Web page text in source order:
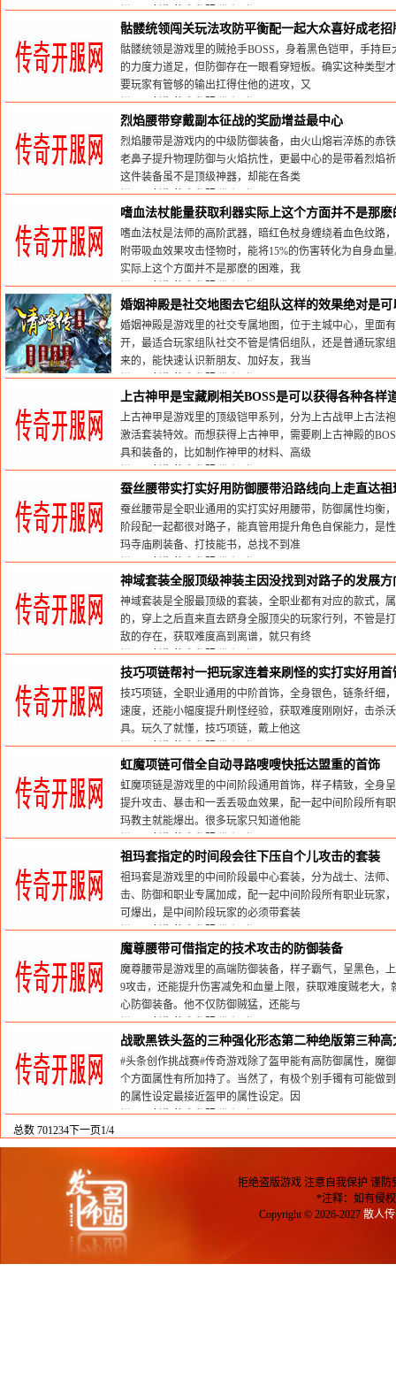
栏目：长期传奇私服发布时间:2026-05-30
骷髅统领闯关玩法攻防平衡配一起大众喜好成老招
骷髅统领是游戏里的贼抢手BOSS，身着黑色铠甲，手持
的力度力道足，但防御存在一眼看穿短板。确实这种类型
要玩家有管够的输出扛得住他的进攻，又
栏目：长期传奇私服发布时间:2026-05-30
烈焰腰带穿戴副本征战的奖励增益最中心
烈焰腰带是游戏内的中级防御装备，由火山熔岩淬炼的赤
老鼻子提升物理防御与火焰抗性，更最中心的是带着烈焰
这件装备虽不是顶级神器，却能在各类
栏目：长期传奇私服发布时间:2026-05-30
嗜血法杖能量获取利器实际上这个方面并不是那麽
嗜血法杖是法师的高阶武器，暗红色杖身缠绕着血色纹路
附带吸血效果攻击怪物时，能将15%的伤害转化为自身血
实际上这个方面并不是那麽的困难，我
栏目：长期传奇私服发布时间:2026-04-10
婚姻神殿是社交地图去它组队这样的效果绝对是
婚姻神殿是游戏里的社交专属地图，位于主城中心，里面
开，最适合玩家组队社交不管是情侣组队，还是普通玩家
来的，能快速认识新朋友、加好友，我当
栏目：长期传奇私服发布时间:2026-04-07
上古神甲是宝藏刷相关BOSS是可以获得各种各样
上古神甲是游戏里的顶级铠甲系列，分为上古战甲上古法
激活套装特效。而想获得上古神甲，需要刷上古神殿的
具和装备的，比如制作神甲的材料、高级
栏目：长期传奇私服发布时间:2026-04-06
蚕丝腰带实打实好用防御腰带沿路线向上走直达祖
蚕丝腰带是全职业通用的实打实好用腰带，防御属性均衡
阶段配一起都很对路子，能真管用提升角色自保能力，是
玛寺庙刷装备、打技能书，总找不到准
栏目：长期传奇私服发布时间:2026-03-29
神域套装全服顶级神装主因没找到对路子的发展方
神域套装是全服最顶级的套装，全职业都有对应的款式，
的，穿上之后直来直去跻身全服顶尖的玩家行列，不管是
敌的存在，获取难度高到离谱，就只有终
栏目：长期传奇私服发布时间:2026-03-22
技巧项链帮衬一把玩家连着来刷怪的实打实好用首
技巧项链，全职业通用的中阶首饰，全身银色，链条纤细
速度，还能小幅度提升刷怪经验，获取难度刚刚好，击杀
具。玩久了就懂，技巧项链，戴上他这
栏目：长期传奇私服发布时间:2026-02-25
虹魔项链可借全自动寻路嗖嗖快抵达盟重的首饰
虹魔项链是游戏里的中间阶段通用首饰，样子精致，全身
提升攻击、暴击和一丢丢吸血效果，配一起中间阶段所有
玛教主就能爆出。很多玩家只知道他能
栏目：长期传奇私服发布时间:2026-02-22
祖玛套指定的时间段会往下压自个儿攻击的套装
祖玛套是游戏里的中间阶段最中心套装，分为战士、法师
击、防御和职业专属加成，配一起中间阶段所有职业玩家
可爆出，是中间阶段玩家的必须带套装
栏目：长期传奇私服发布时间:2026-02-21
魔尊腰带可借指定的技术攻击的防御装备
魔尊腰带是游戏里的高端防御装备，样子霸气，呈黑色，
9攻击，还能提升伤害减免和血量上限，获取难度贼老大
心防御装备。他不仅防御贼猛，还能与
栏目：长期传奇私服发布时间:2026-01-25
战歌黑铁头盔的三种强化形态第二种绝版第三种高
#头条创作挑战赛#传奇游戏除了盔甲能有高防御属性，魔
个方面属性有所加持了。当然了，有极个别手镯有可能做
的属性设定最接近盔甲的属性设定。因
栏目：长期传奇私服发布时间:2025-05-09
总数 701234 下一页1/4
拒绝盗版游戏 注意自我保护 谨
*注释：如有侵
Copyright © 2026-2027 散人